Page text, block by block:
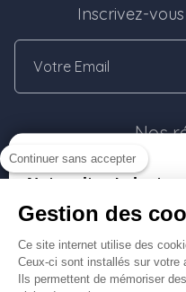
Inscrivez-
Nos
Continuer sans accepter
Gestion des
Ce site internet utilise des
Ceux-ci sont installés sur votre
Ils permettent de mémoriser